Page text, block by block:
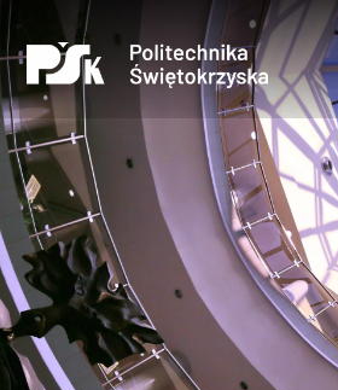
Uczelnia
Kandydaci